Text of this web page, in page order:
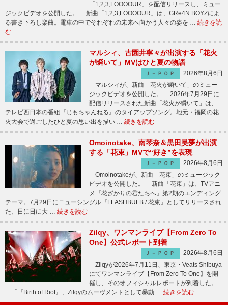
「1,2,3,FOOOOUR」を配信リリースし、ミュー
ジックビデオを公開した。 新曲「1,2,3,FOOOOUR」は、GRe4N BOYZによ
る書き下ろし楽曲。電車の中でそれぞれの未来へ向かう人々の姿を … 続きを読
む
マルシィ、古園井寧々が出演する「花火
が瞬いて」MVはひと夏の物語
Ｊ－ＰＯＰ
2026年8月6日
マルシィが、新曲「花火が瞬いて」のミュー
ジックビデオを公開した。 2026年7月29日に
配信リリースされた新曲「花火が瞬いて」は、
テレビ西日本の番組『じもちゃんねる』のタイアップソング。地元・福岡の花
火大会で過ごしたひと夏の思い出を描い … 続きを読む
Omoinotake、南琴奈＆黒田昊夢が出演
する「花束」MVで“好き”を表現
Ｊ－ＰＯＰ
2026年8月6日
Omoinotakeが、新曲「花束」のミュージック
ビデオを公開した。 新曲「花束」は、TVアニ
メ『花ざかりの君たちへ』第2期のエンディング
テーマ。7月29日にニューシングル『FLASHBULB / 花束』としてリリースされ
た、日に日に大 … 続きを読む
Zilqy、ワンマンライブ【From Zero To
One】公式レポート到着
Ｊ－ＰＯＰ
2026年8月6日
Zilqyが2026年7月11日、東京・Veats Shibuya
にてワンマンライブ【From Zero To One】を開
催し、そのオフィシャルレポートが到着した。
「『Birth of Riot』、Zilqyのムーヴメントとして暴動 … 続きを読む